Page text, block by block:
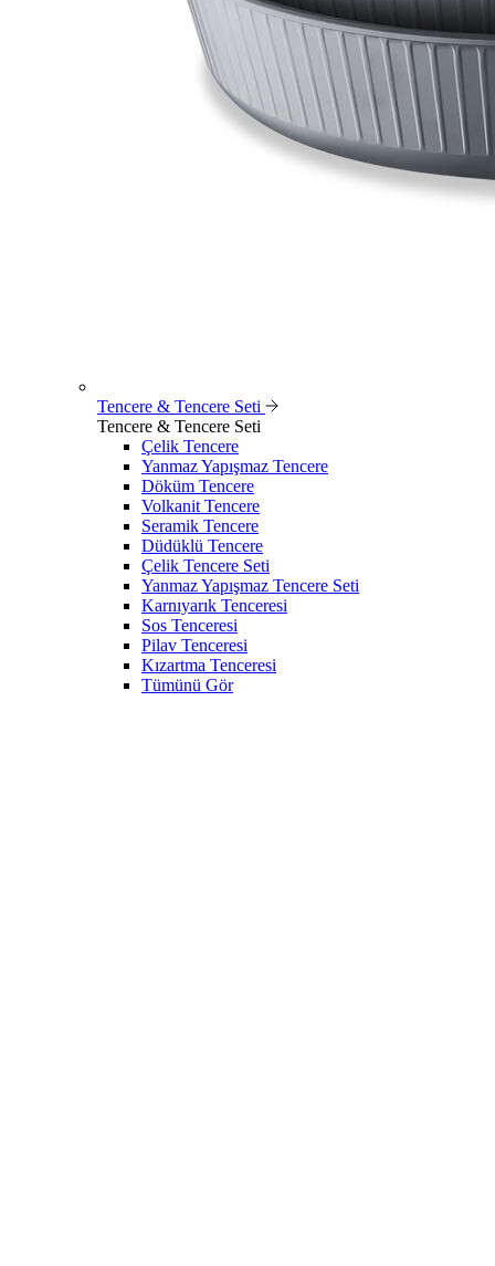
Tencere & Tencere Seti
Tencere & Tencere Seti
Çelik Tencere
Yanmaz Yapışmaz Tencere
Döküm Tencere
Volkanit Tencere
Seramik Tencere
Düdüklü Tencere
Çelik Tencere Seti
Yanmaz Yapışmaz Tencere Seti
Karnıyarık Tenceresi
Sos Tenceresi
Pilav Tenceresi
Kızartma Tenceresi
Tümünü Gör